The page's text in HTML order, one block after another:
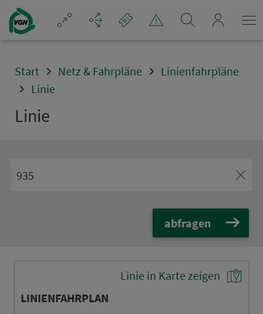
Navigation überspringen
Start Netz & Fahrpläne
Linienfahrpläne
Linie
Linie
abfragen
Linie in Karte zeigen
LINIENFAHRPLAN